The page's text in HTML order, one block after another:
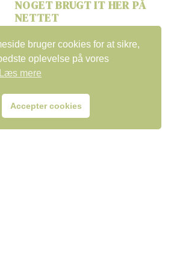
NOGET BRUGT IT HER PÅ
NETTET
onsdag 1 december, 2021
bruger cookies for at sikre,
oplevelse på vores
Læs mere
Accepter cookies